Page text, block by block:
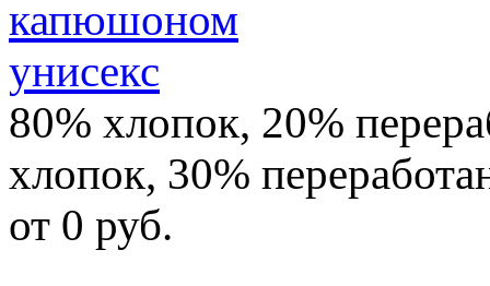
80% хлопок, 20%
хлопок, 30%
от 0 руб.